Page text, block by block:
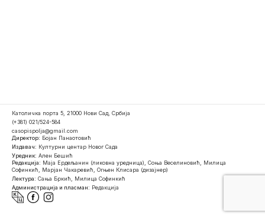
Католичка порта 5, 21000 Нови Сад, Србија
(+381) 021/524-584
casopispolja@gmail.com
Директор: Бојан Панаотовић
Издавач: Културни центар Новог Сада
Уредник: Ален Бешић
Редакција: Маја Ердељанин (ликовна уредница), Соња Веселиновић, Милица
Софинкић, Марјан Чакаревић, Огњен Клисара (дизајнер)
Лектура: Сања Бркић, Милица Софинкић
Администрација и пласман: Редакција